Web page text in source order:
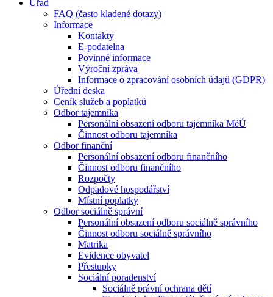
Úřad
FAQ (často kladené dotazy)
Informace
Kontakty
E-podatelna
Povinné informace
Výroční zpráva
Informace o zpracování osobních údajů (GDPR)
Úřední deska
Ceník služeb a poplatků
Odbor tajemníka
Personální obsazení odboru tajemníka MěÚ
Činnost odboru tajemníka
Odbor finanční
Personální obsazení odboru finančního
Činnost odboru finančního
Rozpočty
Odpadové hospodářství
Místní poplatky
Odbor sociálně správní
Personální obsazení odboru sociálně správního
Činnost odboru sociálně správního
Matrika
Evidence obyvatel
Přestupky
Sociální poradenství
Sociálně právní ochrana dětí